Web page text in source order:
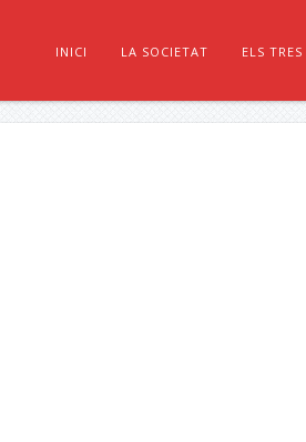
INICI LA SOCIETAT ELS